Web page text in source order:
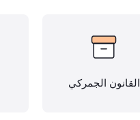
القانون الجمركي